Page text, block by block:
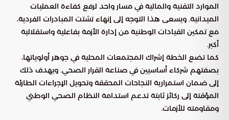
الموارد التقنية والمالية في مسار واحد لرفع كفاءة العمليات
الميدانية. ويسعى هذا التوجه إلى إنهاء تشتت المبادرات الفردية،
مع تمكين القيادات الوطنية من إدارة الأزمة بفاعلية واستقلالية
أكبر.
كما تضع الخطة إشراك المجتمعات المحلية في جوهر أولوياتها،
بصفتهم شركاء أساسيين في صناعة القرار الصحي. ويهدف ذلك
إلى ضمان استمرارية النجاحات المحققة وتحويل الإجراءات الطارئة
المؤقتة إلى ركائز ثابتة تدعم استدامة النظام الصحي الوطني
ومقاومته للأزمات.